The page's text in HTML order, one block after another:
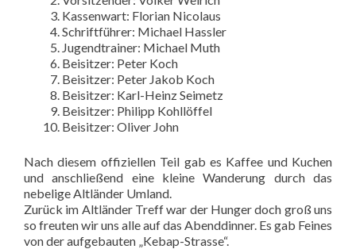
Kassenwart: Florian Nicolaus
Schriftführer: Michael Hassler
Jugendtrainer: Michael Muth
Beisitzer: Peter Koch
Beisitzer: Peter Jakob Koch
Beisitzer: Karl-Heinz Seimetz
Beisitzer: Philipp Kohllöffel
Beisitzer: Oliver John
Nach diesem offiziellen Teil gab es Kaffee und Kuchen
und anschließend eine kleine Wanderung durch das
nebelige Altländer Umland.
Zurück im Altländer Treff war der Hunger doch groß uns
so freuten wir uns alle auf das Abenddinner. Es gab Feines
von der aufgebauten „Kebap-Strasse“.